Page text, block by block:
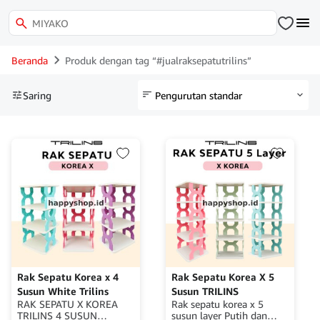
Beranda Produk dengan tag “#jualraksepatutrilins”
Saring
Rak Sepatu Korea x 4
Susun White Trilins
RAK SEPATU X KOREA
TRILINS 4 SUSUN
Rak Sepatu Korea X 5
Susun TRILINS
Rak sepatu korea x 5
susun layer Putih dan